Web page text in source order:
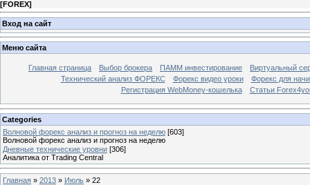
[FOREX]
Вход на сайт
Меню сайта
Главная страница Выбор брокера ПАММ инвестирование
Виртуальный
Технический анализ ФОРЕКС
Форекс видео уроки
Форекс для
Регистрация WebMoney-кошелька
Статьи
Categories
Волновой форекс анализ и прогноз на неделю [603]
Волновой форекс анализ и прогноз на неделю
Дневные технические уровни [306]
Аналитика от Trading Central
Главная » 2013 » Июль » 22